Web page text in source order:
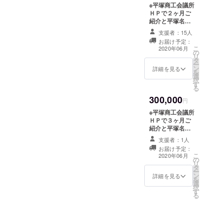
※平塚商工会議所
ＨＰで２ヶ月ご
紹介と平塚名産
品５０００円相
当をご提供しま
す。備考欄に掲
示するお名前を
ご記入くださ
い。
支援者：15人
お届け予定：
2020年06月
詳細を見る
こ
の
リ
タ
ー
ン
を
選
択
す
る
300,000円
※平塚商工会議所
ＨＰで３ヶ月ご
紹介と平塚名産
品６０００円相
当をご提供しま
す。備考欄に掲
示するお名前を
ご記入くださ
い。
支援者：1人
お届け予定：
2020年06月
詳細を見る
こ
の
リ
タ
ー
ン
を
選
択
す
る